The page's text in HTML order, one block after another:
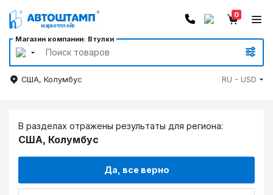
Магазин компании: Втулки
0
США, Колумбус RU - USD
В разделах отражены результаты для региона:
США, Колумбус
Да, все верно